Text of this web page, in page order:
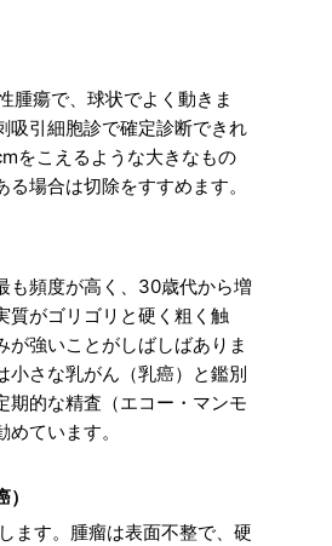
腫瘍で、球状でよく動きま
吸引細胞診で確定診断できれ
をこえるような大きなもの
場合は切除をすすめます。
も頻度が高く、30歳代から増
質がゴリゴリと硬く粗く触
が強いことがしばしばありま
小さな乳がん（乳癌）と鑑別
期的な精査（エコー・マンモ
ています。
ます。腫瘤は表面不整で、硬